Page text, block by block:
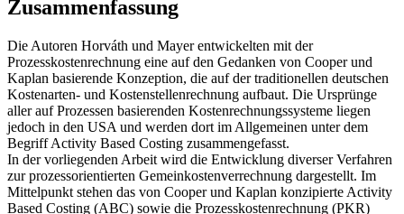
Zusammenfassung
Die Autoren Horváth und Mayer entwickelten mit der
Prozesskostenrechnung eine auf den Gedanken von Cooper und
Kaplan basierende Konzeption, die auf der traditionellen deutschen
Kostenarten- und Kostenstellenrechnung aufbaut. Die Ursprünge
aller auf Prozessen basierenden Kostenrechnungssysteme liegen
jedoch in den USA und werden dort im Allgemeinen unter dem
Begriff Activity Based Costing zusammengefasst.
In der vorliegenden Arbeit wird die Entwicklung diverser Verfahren
zur prozessorientierten Gemeinkostenverrechnung dargestellt. Im
Mittelpunkt stehen das von Cooper und Kaplan konzipierte Activity
Based Costing (ABC) sowie die Prozesskostenrechnung (PKR)